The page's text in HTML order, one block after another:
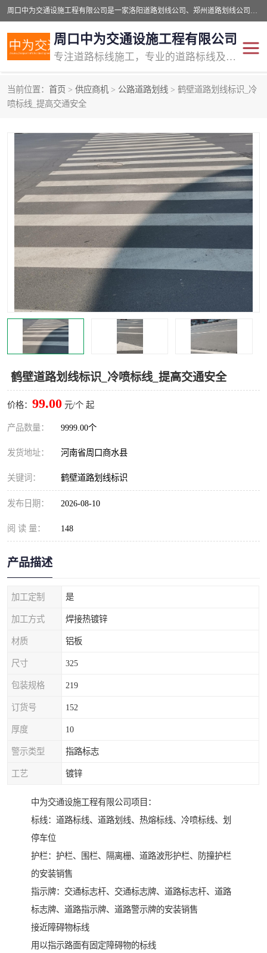
周口中为交通设施工程有限公司是一家洛阳道路划线公司、郑州道路划线公司、平顶山道路车位划线公司、开封车位划线公司、许昌道路车位划线公司、漯河道路车位划线公司，公司始终坚持“诚信、匠心、专注”的宗旨；我们的经营理念是：的服务。
周口中为交通设施工程有限公司
专注道路标线施工，专业的道路标线及交通设施施工服务商!
当前位置： 首页 > 供应商机 > 公路道路划线 > 鹤壁道路划线标识_冷
喷标线_提高交通安全
鹤壁道路划线标识_冷喷标线_提高交通安全
价格： 99.00 元/个 起
产品数量： 9999.00个
发货地址： 河南省周口商水县
关键词： 鹤壁道路划线标识
发布日期： 2026-08-10
阅 读 量： 148
产品描述
加工定制 是
加工方式 焊接热镀锌
材质 铝板
尺寸 325
包装规格 219
订货号 152
厚度 10
警示类型 指路标志
工艺 镀锌
中为交通设施工程有限公司项目：
标线：道路标线、道路划线、热熔标线、冷喷标线、划
停车位
护栏：护栏、围栏、隔离栅、道路波形护栏、防撞护栏
的安装销售
指示牌：交通标志杆、交通标志牌、道路标志杆、道路
标志牌、道路指示牌、道路警示牌的安装销售
接近障碍物标线
用以指示路面有固定障碍物的标线
交通道路标线
道路标线划线 马路标线
道路标线 道路划线